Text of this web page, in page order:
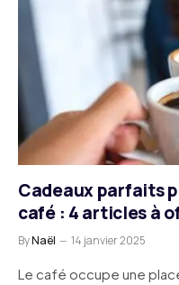
Cadeaux parfaits
café : 4 articles à
ByNaël 14 janvier 2025
Le café occupe une